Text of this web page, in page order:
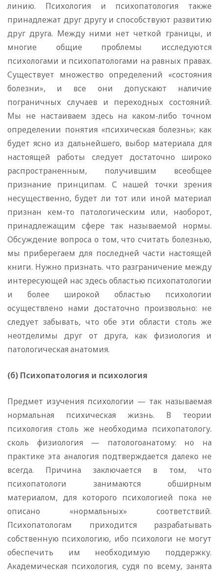
линию. Психология и психопатология также
принадлежат друг другу и способствуют развитию
друг друга. Между ними нет четкой границы, и
многие общие проблемы исследуются
психологами и психопатологами на равных правах.
Существует множество определений «состояния
болезни», и все они допускают наличие
пограничных случаев и переходных состояний.
Мы не настаиваем здесь на каком-либо точном
определении понятия «психическая болезнь»; как
будет ясно из дальнейшего, выбор материала для
настоящей работы следует достаточно широко
распространенным, получившим всеобщее
признание принципам. С нашей точки зрения
несущественно, будет ли тот или иной материал
признан кем-то патологическим или, наоборот,
принадлежащим сфере так называемой нормы.
Обсуждение вопроса о том, что считать болезнью,
мы приберегаем для последней части настоящей
книги. Нужно признать. что разграничение между
интересующей нас здесь областью психопатологии
и более широкой областью психологии
осуществлено нами достаточно произвольно: не
следует забывать, что обе эти области столь же
неотделимы друг от друга, как физиология и
патологическая анатомия.
(б) Психопатология и психология
Предмет изучения психологии — так называемая
нормальная психическая жизнь. В теории
психология столь же необходима психопатологу.
сколь физиология — патологоанатому: но на
практике эта аналогия подтверждается далеко не
всегда. Причина заключается в том, что
психопатологи занимаются обширным
материалом, для которого психологией пока не
описано «нормальных» соответствий.
Психопатологам приходится разрабатывать
собственную психологию, ибо психологи не могут
обеспечить им необходимую поддержку.
Академическая психология, судя по всему, занята